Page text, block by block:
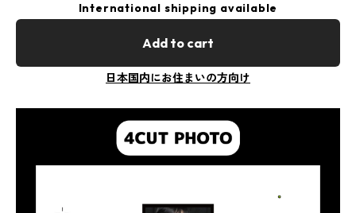
International shipping available
Add to cart
日本国内にお住まいの方向け